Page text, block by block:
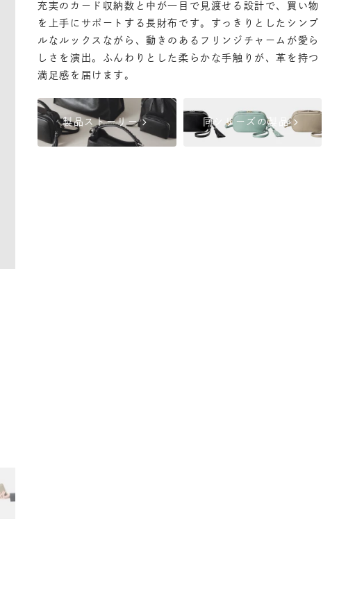
充実のカード収納数と中が一目で見渡せる設計で、買い物
を上手にサポートする長財布です。すっきりとしたシンプ
ルなルックスながら、動きのあるフリンジチャームが愛ら
しさを演出。ふんわりとした柔らかな手触りが、革を持つ
満足感を届けます。
製品ストーリーchevron_right 同シリーズの製品chevron_right